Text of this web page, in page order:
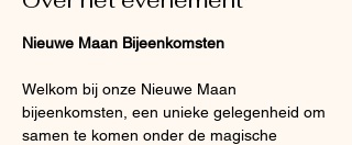
Nieuwe Maan Bijeenkomsten
Welkom bij onze Nieuwe Maan
bijeenkomsten, een unieke gelegenheid om
samen te komen onder de magische